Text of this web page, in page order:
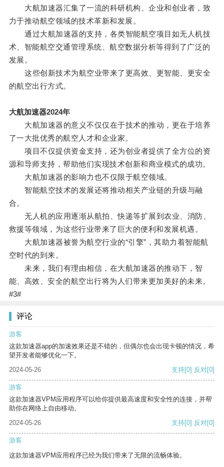
大航加速器汇集了一流的科研机构、企业和创业者，致
力于推动航空领域的技术革新和发展。
通过大航加速器的支持，各类智能航空项目如无人机技
术、智能航空交通管理系统、航空数据分析等得到了广泛的
发展。
这些创新技术为航空业带来了更高效、更智能、更安全
的航空出行方式。
大航加速器2024年
大航加速器的意义不仅仅在于技术的推动，更在于培养
了一大批优秀的航空人才和企业家。
项目不仅提供资金支持，还为创业者提供了全方位的资
源和导师支持，帮助他们实现技术创新和商业模式的成功。
大航加速器的影响力也不仅限于航空领域。
智能航空技术的发展还将推动相关产业链的升级与融
合。
无人机的应用逐渐从航拍、快递等扩展到农业、消防、
救援等领域，为这些行业带来了巨大的便利和发展机遇。
大航加速器被誉为航空行业的“引擎”，其助力着智能航
空时代的到来。
未来，我们有理由相信，在大航加速器的推动下，智
能、高效、安全的航空出行将为人们带来更加美好的未来。
#3#
评论
游客
这款加速器app的加速效果还是不错的，但偶尔也会出现卡顿的情况，希
望开发者能够优化一下。
2024-05-26
支持[0] 反对[0]
游客
这款加速器VPM应用程序可以给你提供最高速度和安全性的连接，并帮
助你在网络上自由移动。
2024-05-26
支持[0] 反对[0]
游客
这款加速器VPM应用程序已经为我们带来了无限的流畅体验。